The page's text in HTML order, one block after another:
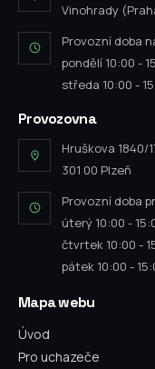
Vinohrady
Provozní doba
pondělí 10:00 -
středa 10:00 -
Provozovna
Hruškova 1840/
301 00 Plzeň
Provozní doba
úterý 10:00 -
čtvrtek 10:00 -
pátek 10:00 -
Mapa webu
Úvod
Pro uchazeče